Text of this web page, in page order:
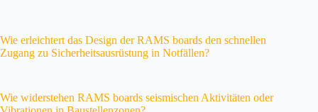
Wie erleichtert das Design der RAMS boards den schnellen
Zugang zu Sicherheitsausrüstung in Notfällen?
Wie widerstehen RAMS boards seismischen Aktivitäten oder